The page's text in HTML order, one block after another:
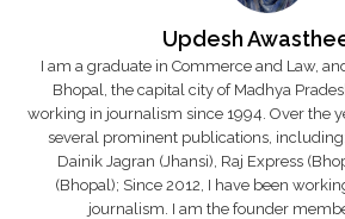
Updesh
I am a graduate in Commerce and Law,
Bhopal, the capital city of Madhya
working in journalism since 1994. Over the
several prominent publications,
Dainik Jagran (Jhansi), Raj Express
(Bhopal); Since 2012, I have been
journalism. I am the founder